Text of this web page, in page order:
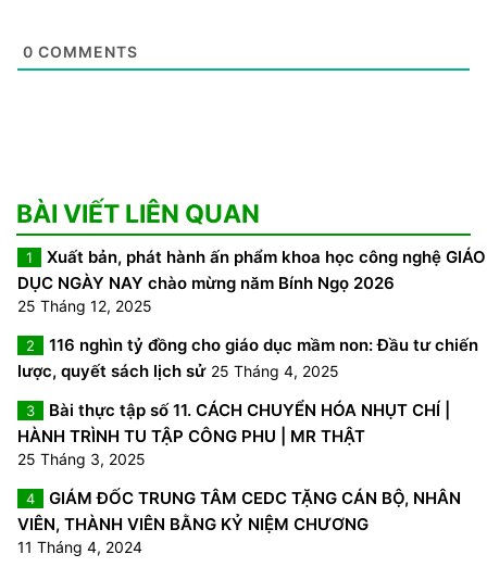
0 COMMENTS
BÀI VIẾT LIÊN QUAN
1
Xuất bản, phát hành ấn phẩm khoa học công nghệ GIÁO
DỤC NGÀY NAY chào mừng năm Bính Ngọ 2026
25 Tháng 12, 2025
2
116 nghìn tỷ đồng cho giáo dục mầm non: Đầu tư chiến
lược, quyết sách lịch sử 25 Tháng 4, 2025
3
Bài thực tập số 11. CÁCH CHUYỂN HÓA NHỤT CHÍ |
HÀNH TRÌNH TU TẬP CÔNG PHU | MR THẬT
25 Tháng 3, 2025
4
GIÁM ĐỐC TRUNG TÂM CEDC TẶNG CÁN BỘ, NHÂN
VIÊN, THÀNH VIÊN BẰNG KỶ NIỆM CHƯƠNG
11 Tháng 4, 2024